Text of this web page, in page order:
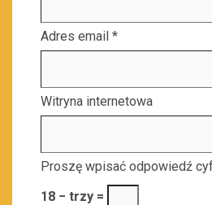
Adres email *
Witryna internetowa
Proszę wpisać odpowiedź
18 − trzy =